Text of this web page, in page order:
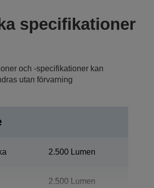
specifikationer
och -specifikationer kan
utan förvarning
2.500 Lumen
2.500 Lumen